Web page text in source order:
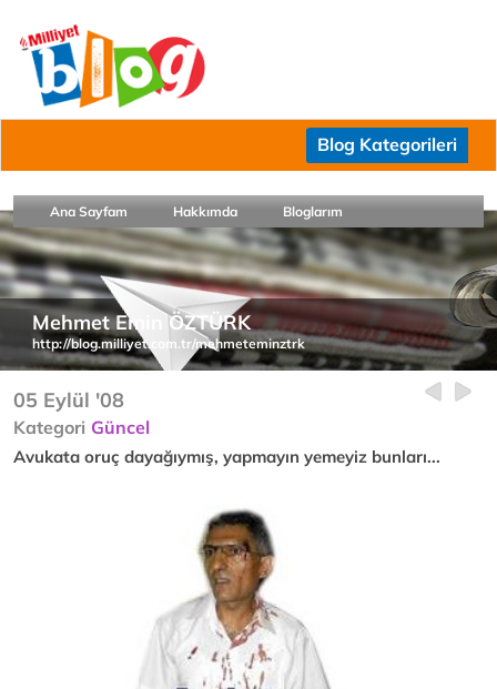
Blog Kategorileri
Ana Sayfam Hakkımda Bloglarım
Mehmet Emin ÖZTÜRK
http://blog.milliyet.com.tr/mehmeteminztrk
05 Eylül '08
Kategori Güncel
Avukata oruç dayağıymış, yapmayın yemeyiz bunları...